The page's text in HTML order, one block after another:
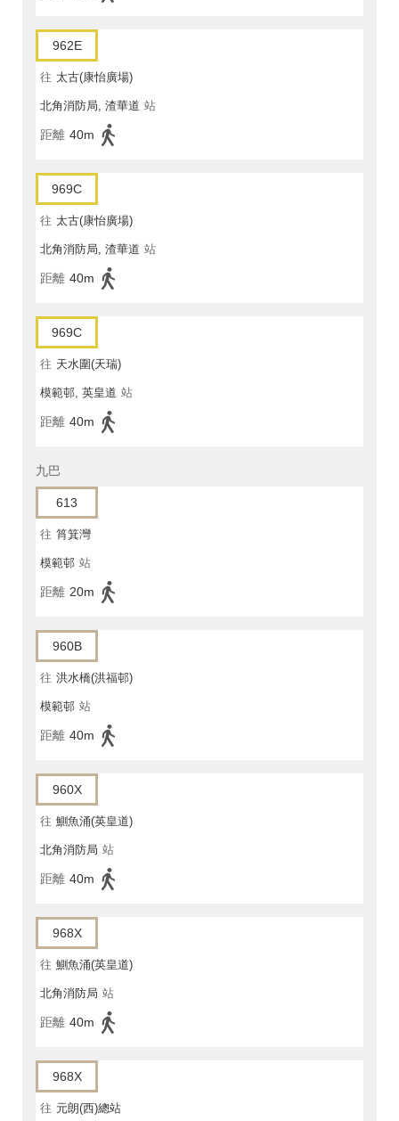
962E
往 太古(康怡廣場)
北角消防局, 渣華道 站
距離 40m
969C
往 太古(康怡廣場)
北角消防局, 渣華道 站
距離 40m
969C
往 天水圍(天瑞)
模範邨, 英皇道 站
距離 40m
九巴
613
往 筲箕灣
模範邨 站
距離 20m
960B
往 洪水橋(洪福邨)
模範邨 站
距離 40m
960X
往 鰂魚涌(英皇道)
北角消防局 站
距離 40m
968X
往 鰂魚涌(英皇道)
北角消防局 站
距離 40m
968X
往 元朗(西)總站